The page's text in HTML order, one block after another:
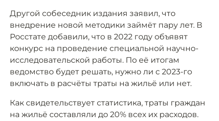
Другой собеседник издания заявил, что
внедрение новой методики займёт пару лет. В
Росстате добавили, что в 2022 году объявят
конкурс на проведение специальной научно-
исследовательской работы. По её итогам
ведомство будет решать, нужно ли с 2023-го
включать в расчёты траты на жильё или нет.
Как свидетельствует статистика, траты граждан
на жильё составляли до 20% всех их расходов.